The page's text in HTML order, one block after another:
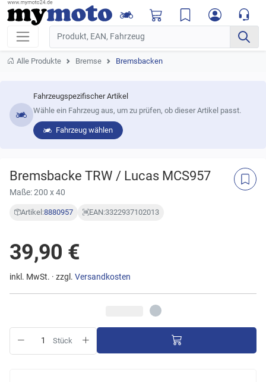
Alle Produkte Bremse Bremsbacken
Fahrzeugspezifischer Artikel
Wähle ein Fahrzeug aus, um zu prüfen, ob dieser Artikel passt.
Fahrzeug wählen
Bremsbacke TRW / Lucas MCS957
Maße: 200 x 40
Artikel:8880957 EAN:3322937102013
39,90 €
inkl. MwSt. · zzgl. Versandkosten
Stück